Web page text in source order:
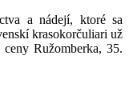
a nádejí, ktoré sa
krasokorčuliari už
Ružomberka, 35.